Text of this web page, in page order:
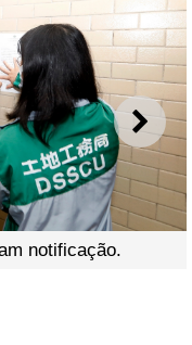
notificação.